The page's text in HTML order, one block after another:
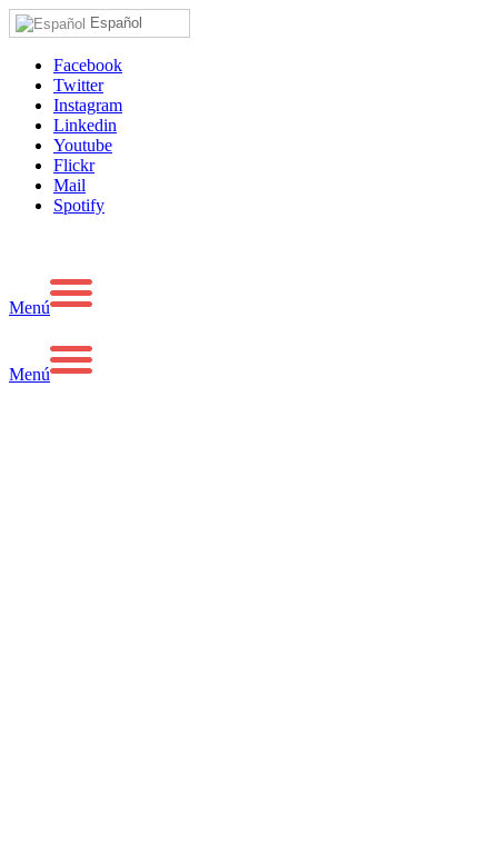
Español
Facebook
Twitter
Instagram
Linkedin
Youtube
Flickr
Mail
Spotify
Menú
Menú